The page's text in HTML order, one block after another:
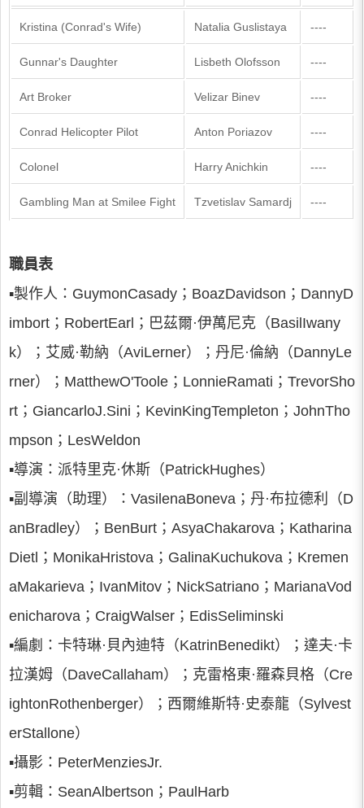
Kristina (Conrad's Wife) Natalia Guslistaya ----
Gunnar's Daughter Lisbeth Olofsson ----
Art Broker Velizar Binev ----
Conrad Helicopter Pilot Anton Poriazov ----
Colonel Harry Anichkin ----
Gambling Man at Smilee Fight Tzvetislav Samardj ----
職員表
▪製作人：GuymonCasady；BoazDavidson；DannyD
imbort；RobertEarl；巴茲爾·伊萬尼克（BasilIwany
k）；艾威·勒納（AviLerner）；丹尼·倫納（DannyLe
rner）；MatthewO'Toole；LonnieRamati；TrevorSho
rt；GiancarloJ.Sini；KevinKingTempleton；JohnTho
mpson；LesWeldon
▪導演：派特里克·休斯（PatrickHughes）
▪副導演（助理）：VasilenaBoneva；丹·布拉德利（D
anBradley）；BenBurt；AsyaChakarova；Katharina
Dietl；MonikaHristova；GalinaKuchukova；Kremen
aMakarieva；IvanMitov；NickSatriano；MarianaVod
enicharova；CraigWalser；EdisSeliminski
▪編劇：卡特琳·貝內迪特（KatrinBenedikt）；達夫·卡
拉漢姆（DaveCallaham）；克雷格東·羅森貝格（Cre
ightonRothenberger）；西爾維斯特·史泰龍（Sylvest
erStallone）
▪攝影：PeterMenziesJr.
▪剪輯：SeanAlbertson；PaulHarb